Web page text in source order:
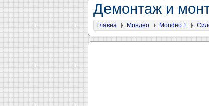
Демонтаж и
Главна Мондео Mondeo 1